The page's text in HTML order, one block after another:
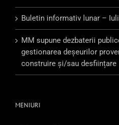
Buletin informativ lunar –
MM supune dezbaterii
gestionarea deşeurilor
construire şi/sau desființare
MENIURI